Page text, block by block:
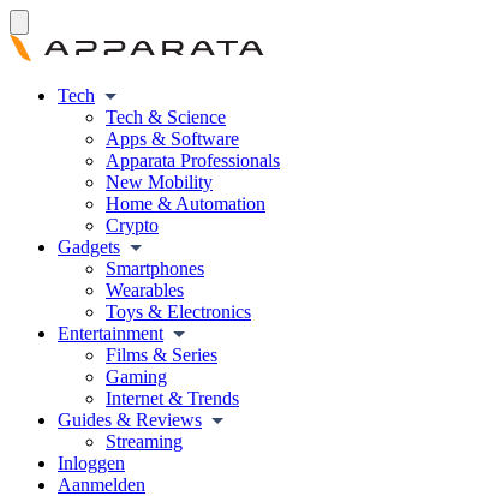
Tech
Tech & Science
Apps & Software
Apparata Professionals
New Mobility
Home & Automation
Crypto
Gadgets
Smartphones
Wearables
Toys & Electronics
Entertainment
Films & Series
Gaming
Internet & Trends
Guides & Reviews
Streaming
Inloggen
Aanmelden